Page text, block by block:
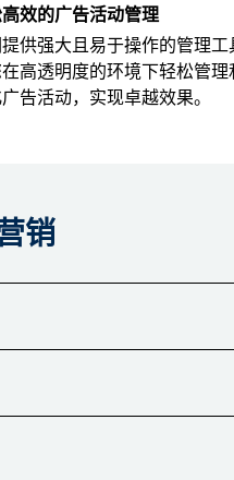
效的广告活动管理
供强大且易于操作的管理工
高透明度的环境下轻松管理
告活动，实现卓越效果。
销